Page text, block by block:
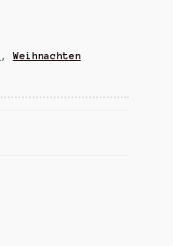
,Weihnachten